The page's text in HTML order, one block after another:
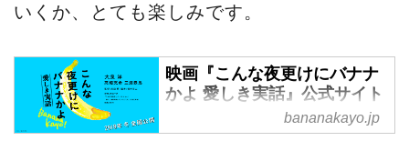
いくか、とても楽しみです。
映画『こんな夜更けにバナナ
かよ 愛しき実話』公式サイト
2018年冬 全国ロードショー
bananakayo.jp